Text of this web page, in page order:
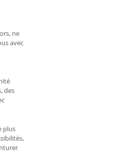
ne
avec
des
plus